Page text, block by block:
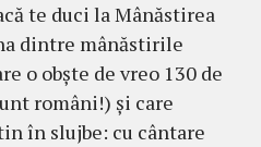
te duci la Mânăstirea
dintre mânăstirile
o obşte de vreo 130 de
români!) și care
în sluj­be: cu cântare